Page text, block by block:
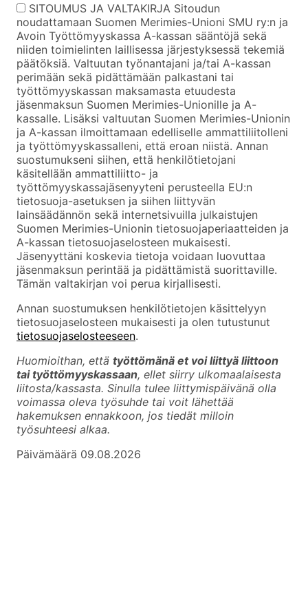
SITOUMUS JA VALTAKIRJA Sitoudun
noudattamaan Suomen Merimies-Unioni SMU ry:n ja
Avoin Työttömyyskassa A-kassan sääntöjä sekä
niiden toimielinten laillisessa järjestyksessä tekemiä
päätöksiä. Valtuutan työnantajani ja/tai A-kassan
perimään sekä pidättämään palkastani tai
työttömyyskassan maksamasta etuudesta
jäsenmaksun Suomen Merimies-Unionille ja A-
kassalle. Lisäksi valtuutan Suomen Merimies-Unionin
ja A-kassan ilmoittamaan edelliselle ammattiliitolleni
ja työttömyyskassalleni, että eroan niistä. Annan
suostumukseni siihen, että henkilötietojani
käsitellään ammattiliitto- ja
työttömyyskassajäsenyyteni perusteella EU:n
tietosuoja-asetuksen ja siihen liittyvän
lainsäädännön sekä internetsivuilla julkaistujen
Suomen Merimies-Unionin tietosuojaperiaatteiden ja
A-kassan tietosuojaselosteen mukaisesti.
Jäsenyyttäni koskevia tietoja voidaan luovuttaa
jäsenmaksun perintää ja pidättämistä suorittaville.
Tämän valtakirjan voi perua kirjallisesti.
Annan suostumuksen henkilötietojen käsittelyyn
tietosuojaselosteen mukaisesti ja olen tutustunut
tietosuojaselosteeseen.
Huomioithan, että työttömänä et voi liittyä liittoon
tai työttömyyskassaan, ellet siirry ulkomaalaisesta
liitosta/kassasta. Sinulla tulee liittymispäivänä olla
voimassa oleva työsuhde tai voit lähettää
hakemuksen ennakkoon, jos tiedät milloin
työsuhteesi alkaa.
Päivämäärä 09.08.2026